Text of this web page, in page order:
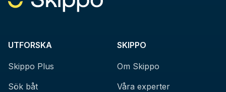
UTFORSKA
Skippo Plus
Sök båt
SKIPPO
Om Skippo
Våra experter